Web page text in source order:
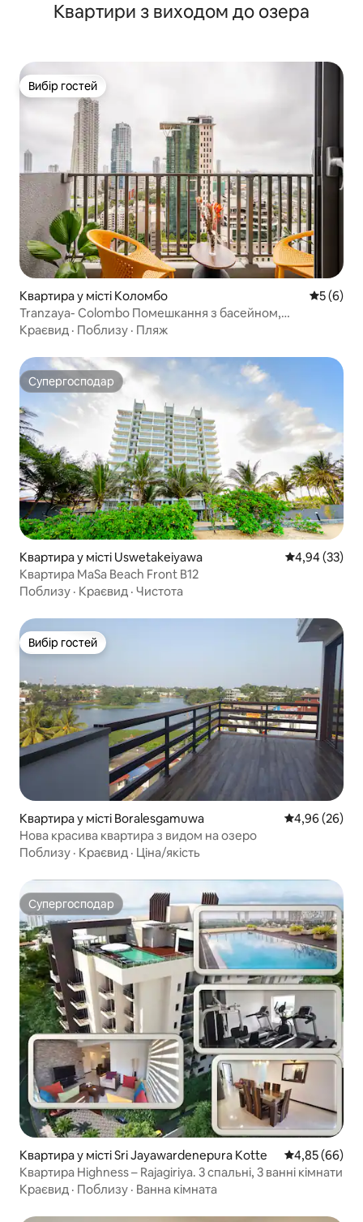
Квартири з виходом до озера
Вибір гостей
Вибір гостей
Квартира у місті Коломбо Середня
5 (6)
Tranzaya- Colombo Помешкання з басейном,
тренажерним залом і кухнею
Краєвид · Поблизу · Пляж
Супергосподар
Супергосподар
Квартира у місті Uswetakeiyawa Середня
4,94 (33)
Квартира MaSa Beach Front B12
Поблизу · Краєвид · Чистота
Вибір гостей
Вибір гостей
Квартира у місті Boralesgamuwa Середня
4,96 (26)
Нова красива квартира з видом на озеро
Поблизу · Краєвид · Ціна/якість
Супергосподар
Супергосподар
Квартира у місті Sri Jayawardenepura Kotte Середня
4,85 (66)
Квартира Highness – Rajagiriya. 3 спальні, 3 ванні кімнати
Краєвид · Поблизу · Ванна кімната